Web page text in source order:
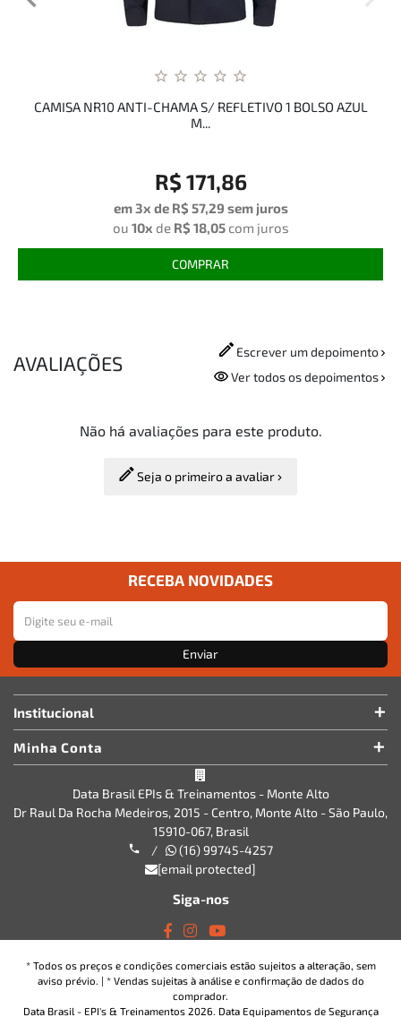
CAMISA NR10 ANTI-CHAMA S/ REFLETIVO 1 BOLSO AZUL
M...
R$ 171,86
em 3x de R$ 57,29 sem juros
ou 10x de R$ 18,05 com juros
COMPRAR
AVALIAÇÕES
Escrever um depoimento
Ver todos os depoimentos
Não há avaliações para este produto.
Seja o primeiro a avaliar
RECEBA NOVIDADES
Enviar
Institucional
Minha Conta
Data Brasil EPIs & Treinamentos - Monte Alto
Dr Raul Da Rocha Medeiros, 2015 - Centro, Monte Alto - São Paulo,
15910-067, Brasil
/
(16) 99745-4257
[email protected]
Siga-nos
* Todos os preços e condições comerciais estão sujeitos a alteração, sem
aviso prévio. | * Vendas sujeitas à análise e confirmação de dados do
comprador.
Data Brasil - EPI's & Treinamentos 2026. Data Equipamentos de Segurança